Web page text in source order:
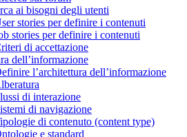
ai bisogni degli utenti
stories per definire i contenuti
stories per definire i contenuti
di accettazione
dell’informazione
l’architettura dell’informazione
di interazione
di navigazione
di contenuto (content type)
e standard